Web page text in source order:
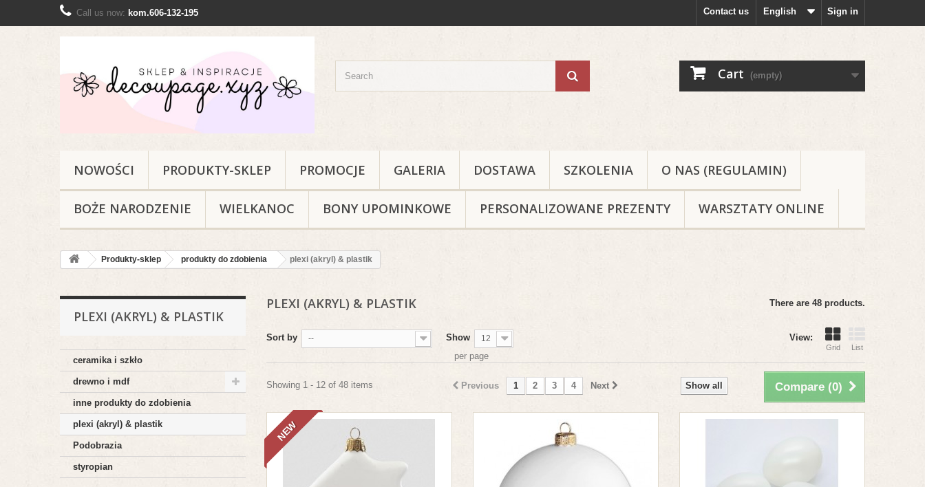
Sign in
English
Contact us
Call us now: kom.606-132-195
Cart (empty)
NOWOŚCI PRODUKTY-SKLEP PROMOCJE GALERIA DOSTAWA SZKOLENIA O NAS (REGULAMIN)
BOŻE NARODZENIE WIELKANOC BONY UPOMINKOWE PERSONALIZOWANE PREZENTY WARSZTATY ONLINE
Produkty-sklep produkty do zdobienia plexi (akryl) & plastik
PLEXI (AKRYL) & PLASTIK
ceramika i szkło
drewno i mdf
inne produkty do zdobienia
plexi (akryl) & plastik
Podobrazia
styropian
PLEXI (AKRYL) & PLASTIK There are 48 products.
View:
Grid List
Sort by -- Show 12
per page
Compare (0)
Show all
Previous 1 2 3 4 Next
Showing 1 - 12 of 48 items
NEW